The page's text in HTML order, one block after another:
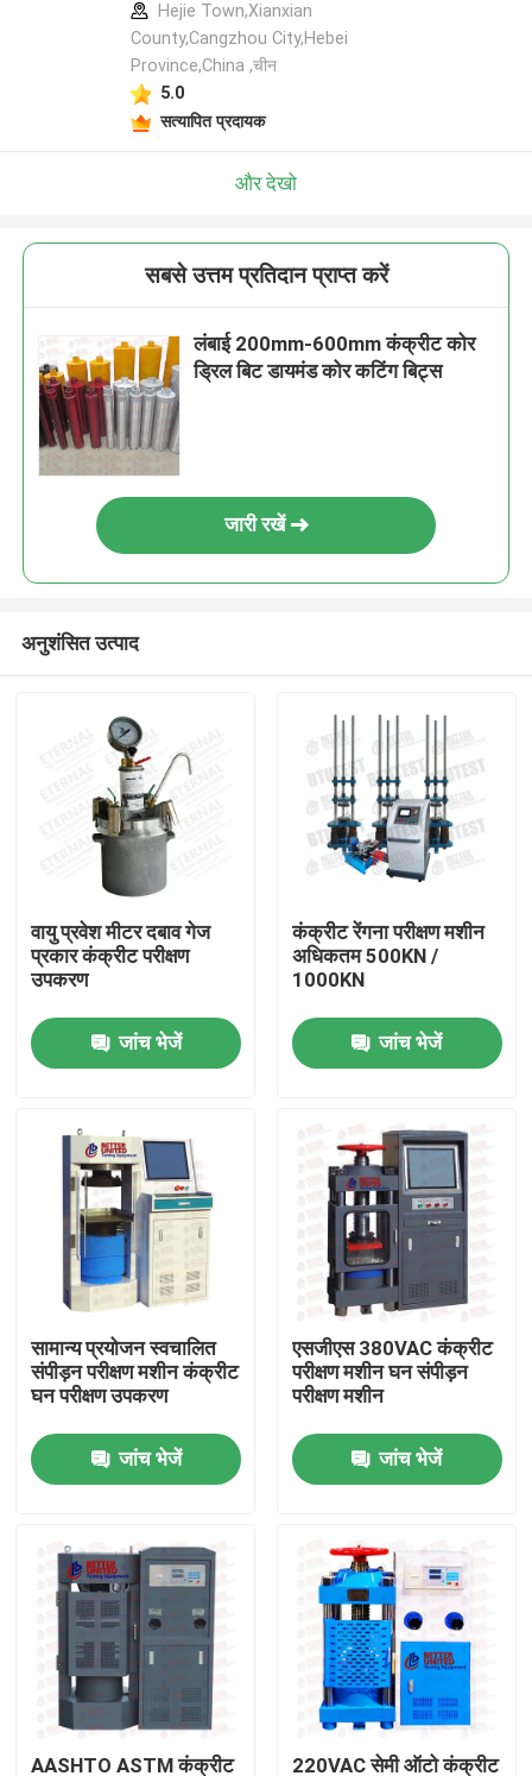
उत्पाद
हमारे बारे में
फैक्टरी यात्रा
गुणवत्ता नियंत्रण
हमसे संपर्क करें
यूनिवर्सल टेस्टिंग मशीन
मृदा परीक्षण मशीन
कंक्रीट परीक्षण मशीन
Hejie Town,Xianxian
County,Cangzhou City,Hebei
Province,China ,चीन
5.0
सत्यापित प्रदायक
और देखो
सबसे उत्तम प्रतिदान प्राप्त करें
लंबाई 200mm-600mm कंक्रीट कोर
ड्रिल बिट डायमंड कोर कटिंग बिट्स
जारी रखें
अनुशंसित उत्पाद
वायु प्रवेश मीटर दबाव गेज
प्रकार कंक्रीट परीक्षण
उपकरण
जांच भेजें
कंक्रीट रेंगना परीक्षण मशीन
अधिकतम 500KN /
1000KN
जांच भेजें
सामान्य प्रयोजन स्वचालित
संपीड़न परीक्षण मशीन कंक्रीट
घन परीक्षण उपकरण
जांच भेजें
एसजीएस 380VAC कंक्रीट
परीक्षण मशीन घन संपीड़न
परीक्षण मशीन
जांच भेजें
AASHTO ASTM कंक्रीट 220VAC सेमी ऑटो कंक्रीट